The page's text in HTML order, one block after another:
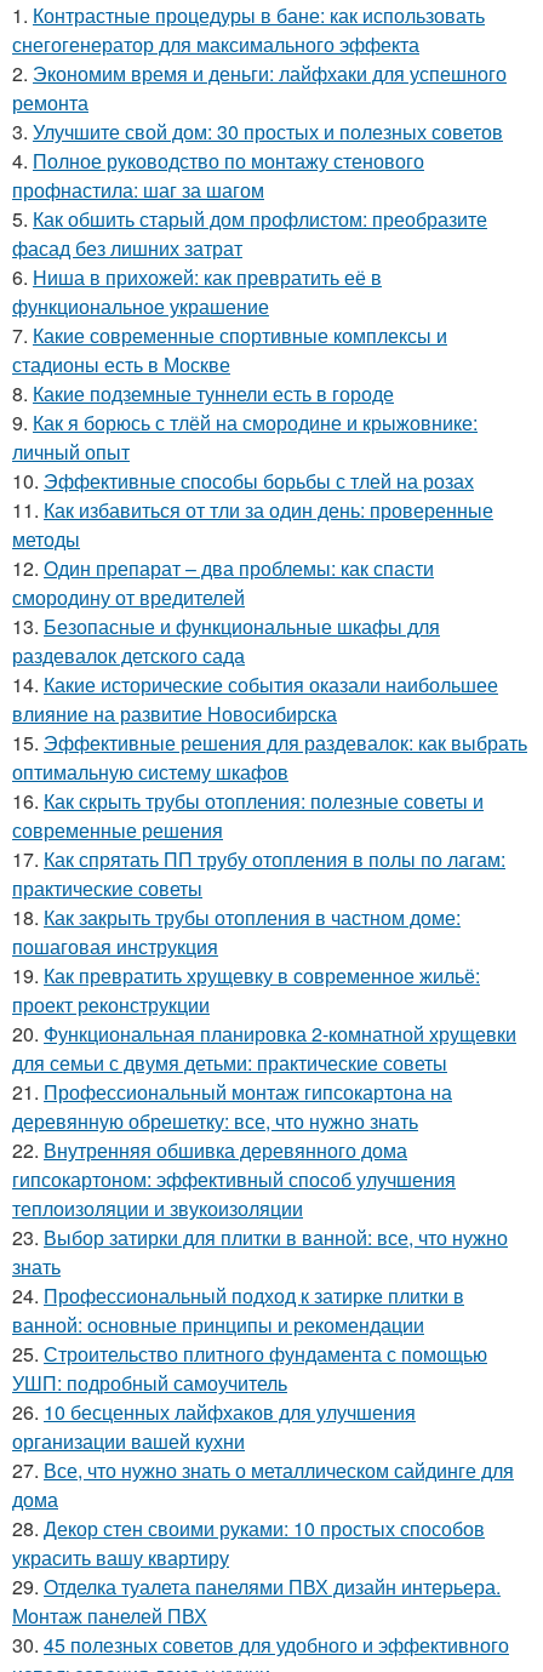
1. Контрастные процедуры в бане: как использовать
снегогенератор для максимального эффекта
2. Экономим время и деньги: лайфхаки для успешного
ремонта
3. Улучшите свой дом: 30 простых и полезных советов
4. Полное руководство по монтажу стенового
профнастила: шаг за шагом
5. Как обшить старый дом профлистом: преобразите
фасад без лишних затрат
6. Ниша в прихожей: как превратить её в
функциональное украшение
7. Какие современные спортивные комплексы и
стадионы есть в Москве
8. Какие подземные туннели есть в городе
9. Как я борюсь с тлёй на смородине и крыжовнике:
личный опыт
10. Эффективные способы борьбы с тлей на розах
11. Как избавиться от тли за один день: проверенные
методы
12. Один препарат – два проблемы: как спасти
смородину от вредителей
13. Безопасные и функциональные шкафы для
раздевалок детского сада
14. Какие исторические события оказали наибольшее
влияние на развитие Новосибирска
15. Эффективные решения для раздевалок: как выбрать
оптимальную систему шкафов
16. Как скрыть трубы отопления: полезные советы и
современные решения
17. Как спрятать ПП трубу отопления в полы по лагам:
практические советы
18. Как закрыть трубы отопления в частном доме:
пошаговая инструкция
19. Как превратить хрущевку в современное жильё:
проект реконструкции
20. Функциональная планировка 2-комнатной хрущевки
для семьи с двумя детьми: практические советы
21. Профессиональный монтаж гипсокартона на
деревянную обрешетку: все, что нужно знать
22. Внутренняя обшивка деревянного дома
гипсокартоном: эффективный способ улучшения
теплоизоляции и звукоизоляции
23. Выбор затирки для плитки в ванной: все, что нужно
знать
24. Профессиональный подход к затирке плитки в
ванной: основные принципы и рекомендации
25. Строительство плитного фундамента с помощью
УШП: подробный самоучитель
26. 10 бесценных лайфхаков для улучшения
организации вашей кухни
27. Все, что нужно знать о металлическом сайдинге для
дома
28. Декор стен своими руками: 10 простых способов
украсить вашу квартиру
29. Отделка туалета панелями ПВХ дизайн интерьера.
Монтаж панелей ПВХ
30. 45 полезных советов для удобного и эффективного